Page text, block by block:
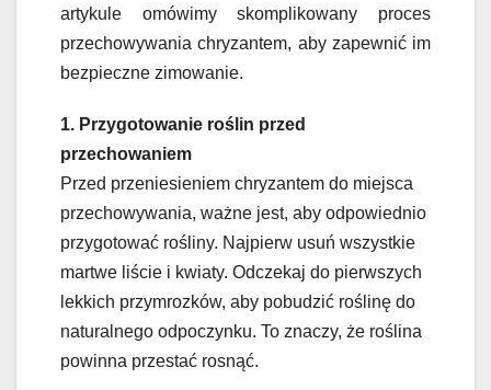
artykule omówimy skomplikowany proces
przechowywania chryzantem, aby zapewnić im
bezpieczne zimowanie.
1. Przygotowanie roślin przed
przechowaniem
Przed przeniesieniem chryzantem do miejsca
przechowywania, ważne jest, aby odpowiednio
przygotować rośliny. Najpierw usuń wszystkie
martwe liście i kwiaty. Odczekaj do pierwszych
lekkich przymrozków, aby pobudzić roślinę do
naturalnego odpoczynku. To znaczy, że roślina
powinna przestać rosnąć.